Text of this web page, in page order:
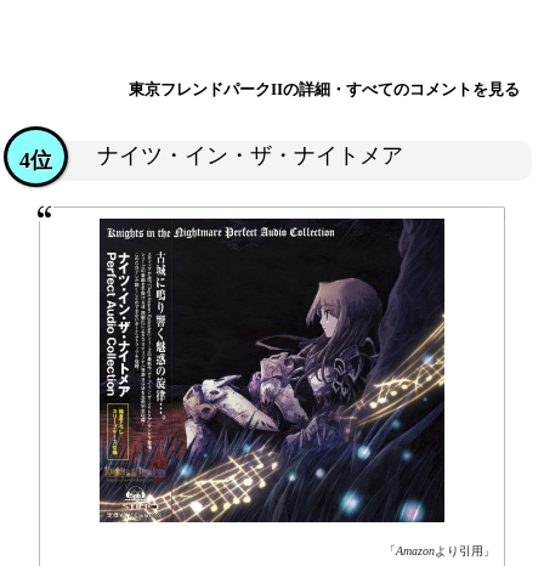
東京フレンドパークIIの詳細・すべてのコメントを見る
ナイツ・イン・ザ・ナイトメア
4位
「Amazonより引用」